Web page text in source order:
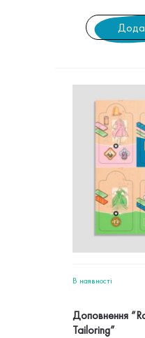
В наявностi
Доповнення
Tailoring”